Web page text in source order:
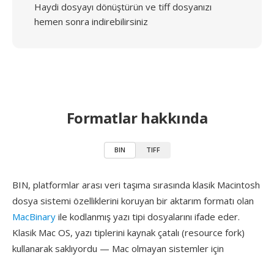
Haydi dosyayı dönüştürün ve tiff dosyanızı
hemen sonra indirebilirsiniz
Formatlar hakkında
BIN TIFF
BIN, platformlar arası veri taşıma sırasında klasik Macintosh
dosya sistemi özelliklerini koruyan bir aktarım formatı olan
MacBinary ile kodlanmış yazı tipi dosyalarını ifade eder.
Klasik Mac OS, yazı tiplerini kaynak çatalı (resource fork)
kullanarak saklıyordu — Mac olmayan sistemler için